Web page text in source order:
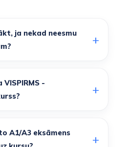
ja nekad neesmu
-
A1/A3 eksāmens